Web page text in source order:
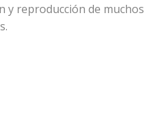
y reproducción de muchos